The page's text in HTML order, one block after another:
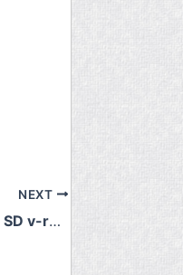
NEXT
12.6.2017 15.30 – 16.45 SD v-ryhmän kokous.